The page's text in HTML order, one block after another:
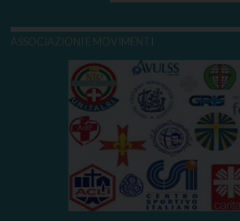
ASSOCIAZIONI E MOVIMENTI